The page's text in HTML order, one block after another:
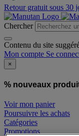
Retour gratuit sous 30
Chercher
Contenu du site
Mon compte Se
×
% nouveaux
Voir mon panier
Poursuivre les achats
Catégories
Promotions